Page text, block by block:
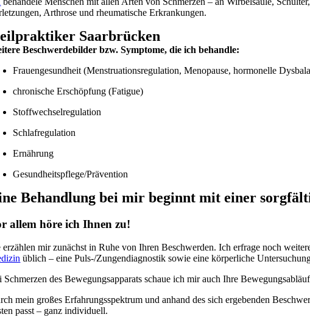
Arthrose und rheumatische Erkrankungen.
Saarbrücken
Beschwerdebilder bzw. Symptome, die ich behandle:
Frauengesundheit (Menstruationsregulation, Menopause, hormonelle
chronische Erschöpfung (Fatigue)
Stoffwechselregulation
Schlafregulation
Ernährung
Gesundheitspflege/Prävention
Behandlung bei mir beginnt mit einer
allem höre ich Ihnen zu!
erzählen mir zunächst in Ruhe von Ihren Beschwerden. Ich erfrage noch
üblich – eine Puls-/Zungendiagnostik sowie eine körperliche
Schmerzen des Bewegungsapparats schaue ich mir auch Ihre
mein großes Erfahrungsspektrum und anhand des sich ergebenden
passt – ganz individuell.